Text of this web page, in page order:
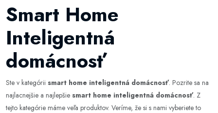
Smart Home
Inteligentná
domácnosť
Ste v kategórii smart home inteligentná domácnosť. Pozrite sa na
najlacnejšie a najlepšie smart home inteligentná domácnosť. Z
tejto kategórie máme veľa produktov. Veríme, že si s nami vyberiete to